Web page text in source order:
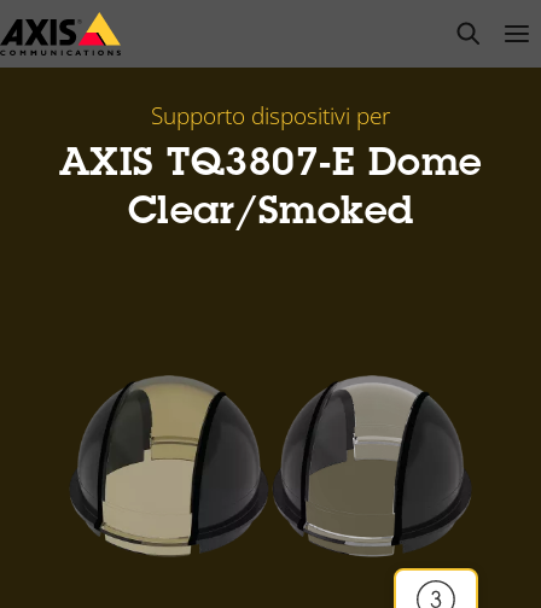
Salta
al
open
Supporto dispositivi per
AXIS TQ3807-E Dome
Clear/Smoked